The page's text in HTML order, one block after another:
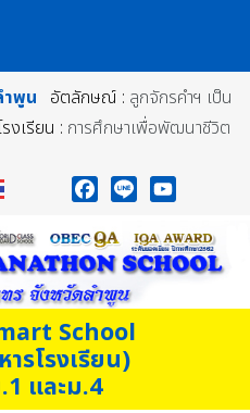
ำพูน อัตลักษณ์ : ลูกจักรคำฯ เป็น
งเรียน : การศึกษาเพื่อพัฒนาชีวิต
School
รโรงเรียน)
และม.4